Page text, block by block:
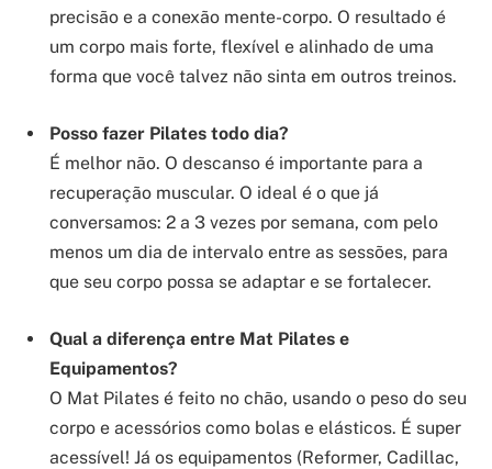
precisão e a conexão mente-corpo. O resultado é
um corpo mais forte, flexível e alinhado de uma
forma que você talvez não sinta em outros treinos.
Posso fazer Pilates todo dia?
É melhor não. O descanso é importante para a
recuperação muscular. O ideal é o que já
conversamos: 2 a 3 vezes por semana, com pelo
menos um dia de intervalo entre as sessões, para
que seu corpo possa se adaptar e se fortalecer.
Qual a diferença entre Mat Pilates e
Equipamentos?
O Mat Pilates é feito no chão, usando o peso do seu
corpo e acessórios como bolas e elásticos. É super
acessível! Já os equipamentos (Reformer, Cadillac,